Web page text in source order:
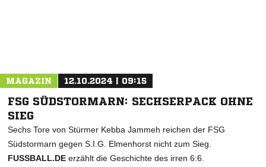
MAGAZIN 12.10.2024 | 09:15
FSG SÜDSTORMARN: SECHSERPACK OHNE
SIEG
Sechs Tore von Stürmer Kebba Jammeh reichen der FSG
Südstormarn gegen S.I.G. Elmenhorst nicht zum Sieg.
FUSSBALL.DE erzählt die Geschichte des irren 6:6.